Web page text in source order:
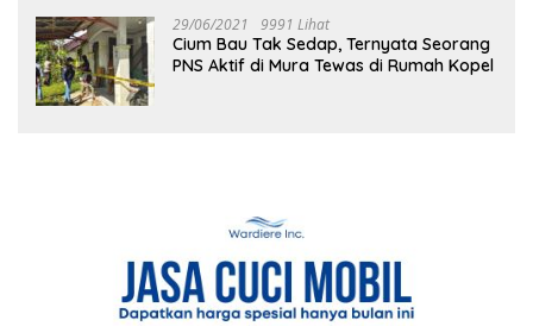
29/06/2021 9991 Lihat
Cium Bau Tak Sedap, Ternyata Seorang
PNS Aktif di Mura Tewas di Rumah Kopel